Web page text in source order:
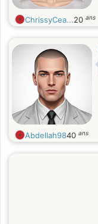
ChrissyCea...20 ans
Abdellah9840 ans